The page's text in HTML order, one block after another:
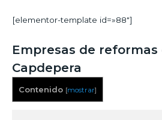
[elementor-template id=»88″]
Empresas de reformas
Capdepera
Contenido [mostrar]